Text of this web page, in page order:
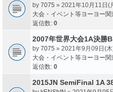
by 7075 » 2021年10月11日(
大会・イベント等ヨーヨー
返信数: 0
2007年世界大会1A決勝
by 7075 » 2021年9月09日(
大会・イベント等ヨーヨー
返信数: 0
2015JN SemiFinal 1A